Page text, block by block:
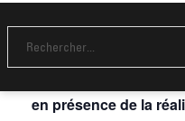
Ciné –
SAM. 5 OCT
en présence de la